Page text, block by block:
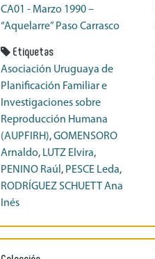
CA01 - Marzo 1990 –
“Aquelarre” Paso Carrasco
Etiquetas
Asociación Uruguaya de
Planificación Familiar e
Investigaciones sobre
Reproducción Humana
(AUPFIRH),GOMENSORO
Arnaldo, LUTZ Elvira,
PENINO Raúl , PESCE Leda,
RODRÍGUEZ SCHUETT Ana
Inés